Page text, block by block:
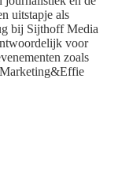
uitstapje als
bij Sijthoff Media
voor
zoals